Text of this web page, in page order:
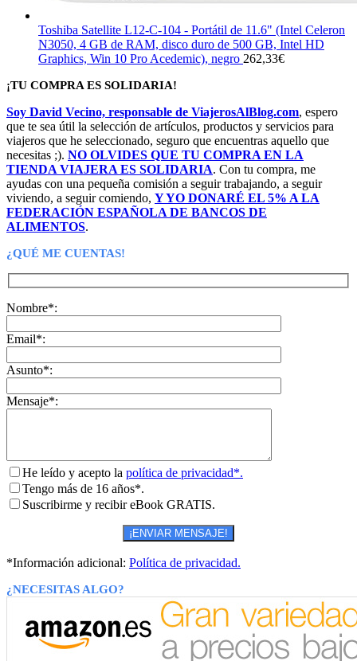
Toshiba Satellite L12-C-104 - Portátil de 11.6" (Intel Celeron
N3050, 4 GB de RAM, disco duro de 500 GB, Intel HD
Graphics, Win 10 Pro Acedemic), negro 262,33€
¡TU COMPRA ES SOLIDARIA!
Soy David Vecino, responsable de ViajerosAlBlog.com, espero
que te sea útil la selección de artículos, productos y servicios para
viajeros que he seleccionado, seguro que encuentras aquello que
necesitas ;). NO OLVIDES QUE TU COMPRA EN LA
TIENDA VIAJERA ES SOLIDARIA. Con tu compra, me
ayudas con una pequeña comisión a seguir trabajando, a seguir
viviendo, a seguir comiendo, Y YO DONARÉ EL 5% A LA
FEDERACIÓN ESPAÑOLA DE BANCOS DE
ALIMENTOS.
¿QUÉ ME CUENTAS!
Nombre*:
Email*:
Asunto*:
Mensaje*:
He leído y acepto la política de privacidad*.
Tengo más de 16 años*.
Suscribirme y recibir eBook GRATIS.
*Información adicional: Política de privacidad.
¿NECESITAS ALGO?